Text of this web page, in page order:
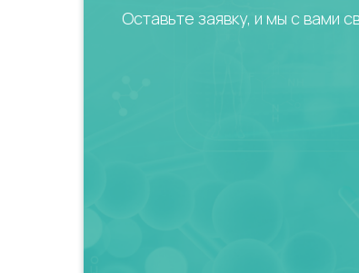
Оставьте заявку, и мы с вами